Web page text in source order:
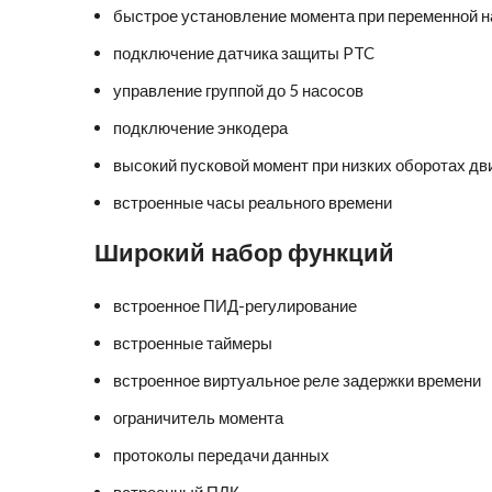
быстрое установление момента при переменной
подключение датчика защиты PTC
управление группой до 5 насосов
подключение энкодера
высокий пусковой момент при низких оборотах
встроенные часы реального времени
Широкий набор функций
встроенное ПИД-регулирование
встроенные таймеры
встроенное виртуальное реле задержки времени
ограничитель момента
протоколы передачи данных